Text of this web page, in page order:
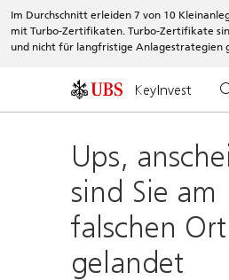
Im Durchschnitt erleiden 7 von 10
mit Turbo-Zertifikaten. Turbo-Zertifikate
und nicht für langfristige Anlagestrategien
KeyInvest
Ups,
sind Sie am
falschen Ort
gelandet